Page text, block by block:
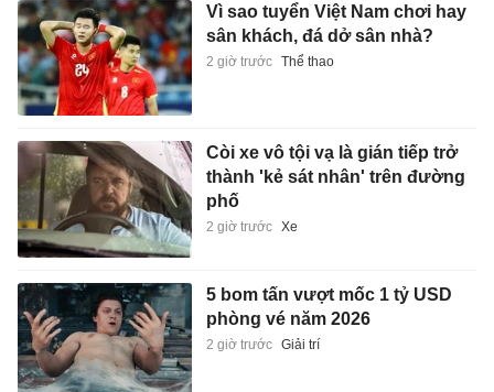
Vì sao tuyển Việt Nam chơi hay
sân khách, đá dở sân nhà?
2 giờ trước Thể thao
Còi xe vô tội vạ là gián tiếp trở
thành 'kẻ sát nhân' trên đường
phố
2 giờ trước Xe
5 bom tấn vượt mốc 1 tỷ USD
phòng vé năm 2026
2 giờ trước Giải trí